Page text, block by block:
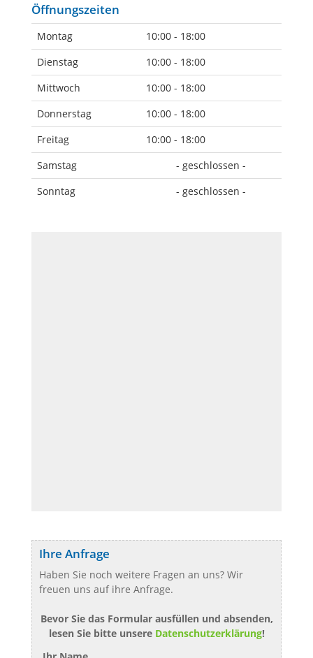
Öffnungszeiten
Montag
10:00 - 18:00
Dienstag
10:00 - 18:00
Mittwoch
10:00 - 18:00
Donnerstag
10:00 - 18:00
Freitag
10:00 - 18:00
Samstag
- geschlossen -
Sonntag
- geschlossen -
Ihre Anfrage
Haben Sie noch weitere Fragen an uns? Wir
freuen uns auf ihre Anfrage.
Bevor Sie das Formular ausfüllen und absenden,
lesen Sie bitte unsere Datenschutzerklärung!